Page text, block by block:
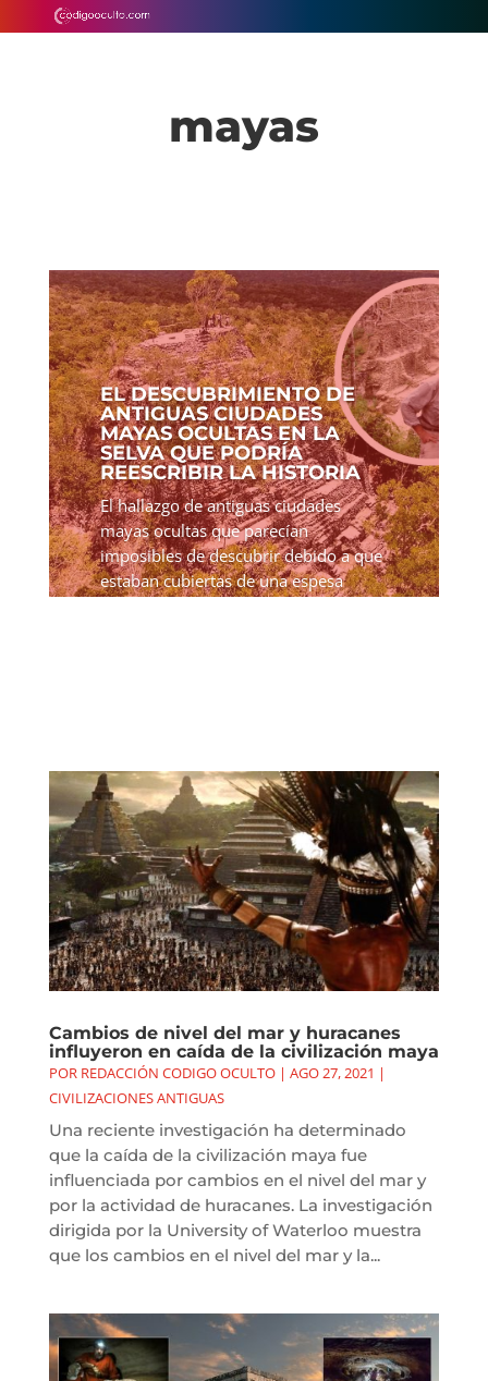
mayas
EL DESCUBRIMIENTO DE
ANTIGUAS CIUDADES
MAYAS OCULTAS EN LA
SELVA QUE PODRÍA
REESCRIBIR LA HISTORIA
El hallazgo de antiguas ciudades
mayas ocultas que parecían
imposibles de descubrir debido a que
estaban cubiertas de una espesa
Cambios de nivel del mar y huracanes
influyeron en caída de la civilización maya
POR REDACCIÓN CODIGO OCULTO| AGO 27, 2021 |
CIVILIZACIONES ANTIGUAS
Una reciente investigación ha determinado
que la caída de la civilización maya fue
influenciada por cambios en el nivel del mar y
por la actividad de huracanes. La investigación
dirigida por la University of Waterloo muestra
que los cambios en el nivel del mar y la...